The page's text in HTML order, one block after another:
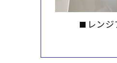
レンジ